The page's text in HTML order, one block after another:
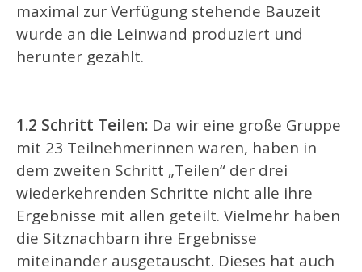
maximal zur Verfügung stehende Bauzeit
wurde an die Leinwand produziert und
herunter gezählt.
1.2 Schritt Teilen: Da wir eine große Gruppe
mit 23 Teilnehmerinnen waren, haben in
dem zweiten Schritt „Teilen“ der drei
wiederkehrenden Schritte nicht alle ihre
Ergebnisse mit allen geteilt. Vielmehr haben
die Sitznachbarn ihre Ergebnisse
miteinander ausgetauscht. Dieses hat auch